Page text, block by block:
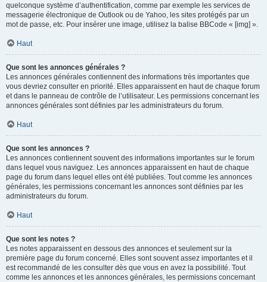
quelconque système d’authentification, comme par exemple les services de
messagerie électronique de Outlook ou de Yahoo, les sites protégés par un
mot de passe, etc. Pour insérer une image, utilisez la balise BBCode « [img] ».
Haut
Que sont les annonces générales ?
Les annonces générales contiennent des informations très importantes que
vous devriez consulter en priorité. Elles apparaissent en haut de chaque forum
et dans le panneau de contrôle de l’utilisateur. Les permissions concernant les
annonces générales sont définies par les administrateurs du forum.
Haut
Que sont les annonces ?
Les annonces contiennent souvent des informations importantes sur le forum
dans lequel vous naviguez. Les annonces apparaissent en haut de chaque
page du forum dans lequel elles ont été publiées. Tout comme les annonces
générales, les permissions concernant les annonces sont définies par les
administrateurs du forum.
Haut
Que sont les notes ?
Les notes apparaissent en dessous des annonces et seulement sur la
première page du forum concerné. Elles sont souvent assez importantes et il
est recommandé de les consulter dès que vous en avez la possibilité. Tout
comme les annonces et les annonces générales, les permissions concernant